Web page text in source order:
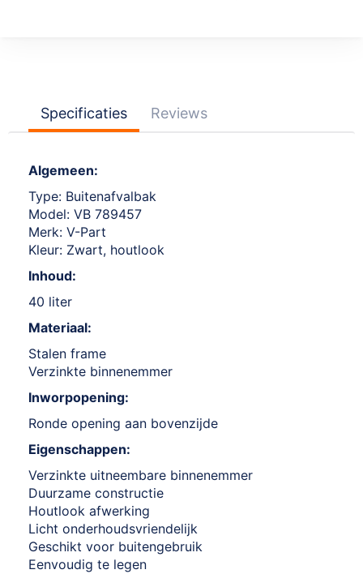
Specificaties Reviews
Algemeen:
Type: Buitenafvalbak
Model: VB 789457
Merk: V-Part
Kleur: Zwart, houtlook
Inhoud:
40 liter
Materiaal:
Stalen frame
Verzinkte binnenemmer
Inworpopening:
Ronde opening aan bovenzijde
Eigenschappen:
Verzinkte uitneembare binnenemmer
Duurzame constructie
Houtlook afwerking
Licht onderhoudsvriendelijk
Geschikt voor buitengebruik
Eenvoudig te legen